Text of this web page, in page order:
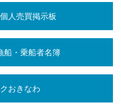
人売買掲示板
船・乗船者名簿
おきなわ